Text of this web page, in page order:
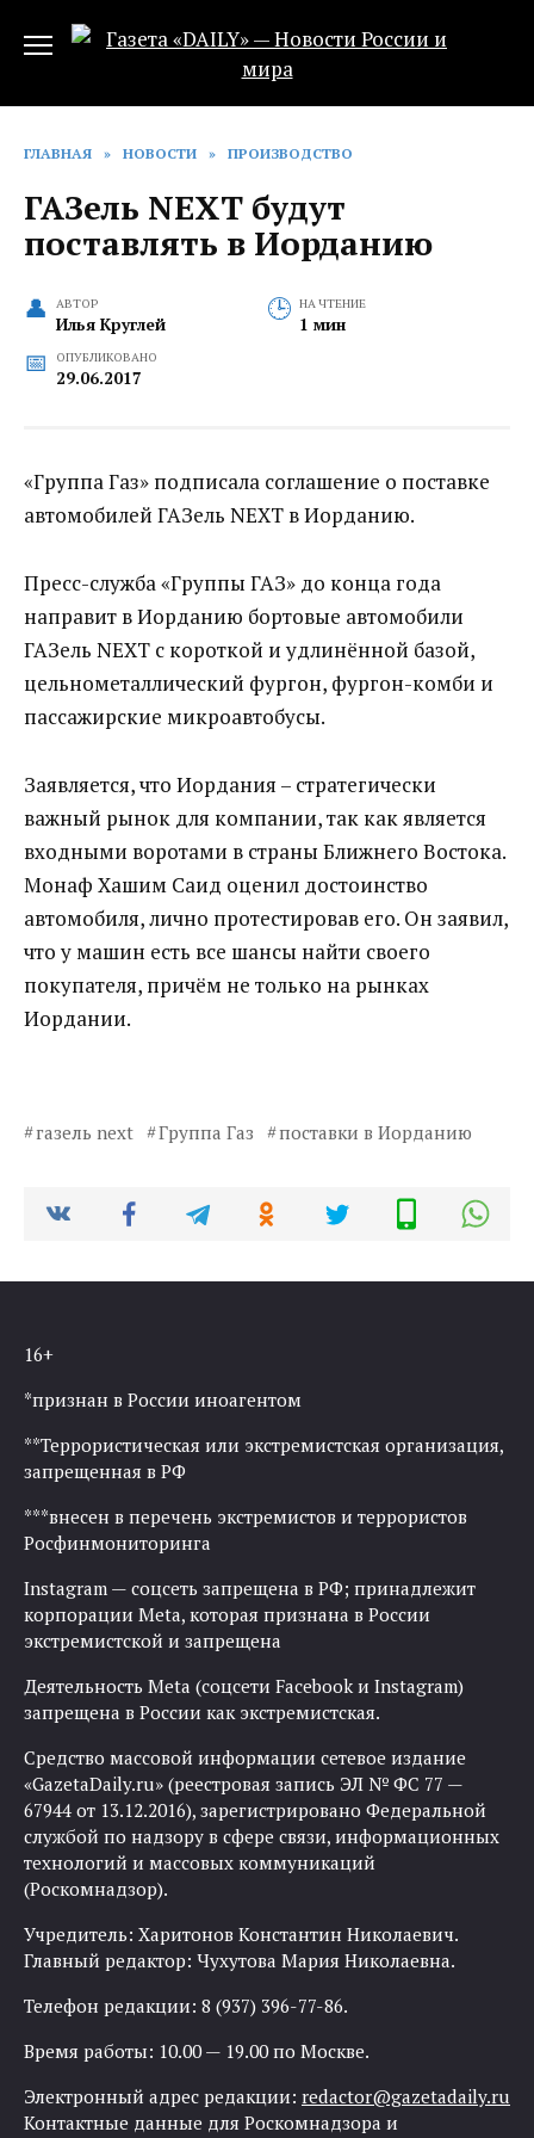
ГЛАВНАЯ » НОВОСТИ » ПРОИЗВОДСТВО
ГАЗель NEXT будут
поставлять в Иорданию
АВТОР
Илья Круглей
НА ЧТЕНИЕ
1 мин
ОПУБЛИКОВАНО
29.06.2017
«Группа Газ» подписала соглашение о поставке
автомобилей ГАЗель NEXT в Иорданию.
Пресс-служба «Группы ГАЗ» до конца года
направит в Иорданию бортовые автомобили
ГАЗель NEXT с короткой и удлинённой базой,
цельнометаллический фургон, фургон-комби и
пассажирские микроавтобусы.
Заявляется, что Иордания – стратегически
важный рынок для компании, так как является
входными воротами в страны Ближнего Востока.
Монаф Хашим Саид оценил достоинство
автомобиля, лично протестировав его. Он заявил,
что у машин есть все шансы найти своего
покупателя, причём не только на рынках
Иордании.
газель next Группа Газ поставки в Иорданию
16+
*признан в России иноагентом
**Террористическая или экстремистская организация,
запрещенная в РФ
***внесен в перечень экстремистов и террористов
Росфинмониторинга
Instagram — соцсеть запрещена в РФ; принадлежит
корпорации Meta, которая признана в России
экстремистской и запрещена
Деятельность Meta (соцсети Facebook и Instagram)
запрещена в России как экстремистская.
Средство массовой информации сетевое издание
«GazetaDaily.ru» (реестровая запись ЭЛ № ФС 77 —
67944 от 13.12.2016), зарегистрировано Федеральной
службой по надзору в сфере связи, информационных
технологий и массовых коммуникаций
(Роскомнадзор).
Учредитель: Харитонов Константин Николаевич.
Главный редактор: Чухутова Мария Николаевна.
Телефон редакции: 8 (937) 396-77-86.
Время работы: 10.00 — 19.00 по Москве.
Электронный адрес редакции: redactor@gazetadaily.ru
Контактные данные для Роскомнадзора и